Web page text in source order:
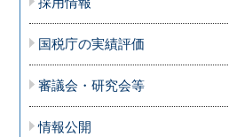
国税庁の実績評価
審議会・研究会等
情報公開